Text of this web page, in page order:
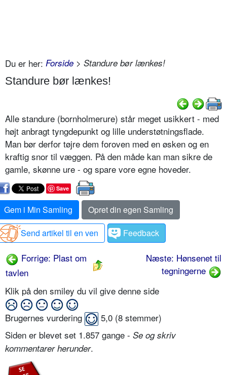
Du er her: Forside > Standure bør lænkes!
Standure bør lænkes!
Alle standure (bornholmerure) står meget usikkert - med
højt anbragt tyngdepunkt og lille understøtningsflade.
Man bør derfor tøjre dem foroven med en øsken og en
kraftig snor til væggen. På den måde kan man sikre de
gamle, skønne ure - og spare vore egne hoveder.
Save
Gem i Min Samling
Opret din egen Samling
Send artikel til en ven
Feedback
Forrige: Plast om
tavlen
Næste: Hønsenet til
tegningerne
Klik på den smiley du vil give denne side
Brugernes vurdering 5,0 (8 stemmer)
Siden er blevet set 1.857 gange - Se og skriv
kommentarer herunder.